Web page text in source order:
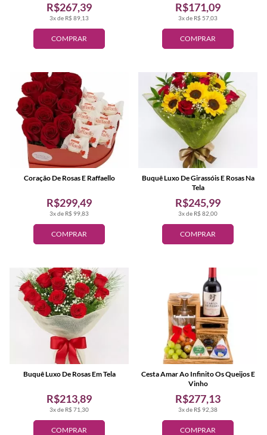
COMPRAR
3x de R$ 89,13
R$267,39
COMPRAR
3x de R$ 57,03
R$171,09
COMPRAR
3x de R$ 99,83
R$299,49
Coração De Rosas E Raffaello
COMPRAR
3x de R$ 82,00
R$245,99
Buquê Luxo De Girassóis E Rosas Na
Tela
COMPRAR
3x de R$ 71,30
R$213,89
Buquê Luxo De Rosas Em Tela
COMPRAR
3x de R$ 92,38
R$277,13
Cesta Amar Ao Infinito Os Queijos E
Vinho